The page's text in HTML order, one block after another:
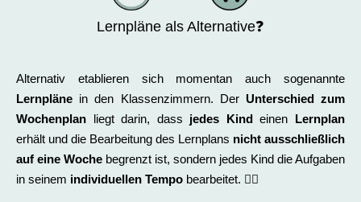
Lernpläne als Alternative❓
Alternativ etablieren sich momentan auch sogenannte
Lernpläne in den Klassenzimmern. Der Unterschied zum
Wochenplan liegt darin, dass jedes Kindeinen Lernplan
erhält und die Bearbeitung des Lernplans nicht ausschließlich
auf eine Woche begrenzt ist, sondern jedes Kind die Aufgaben
in seinem individuellen Tempo bearbeitet. ✍🏻